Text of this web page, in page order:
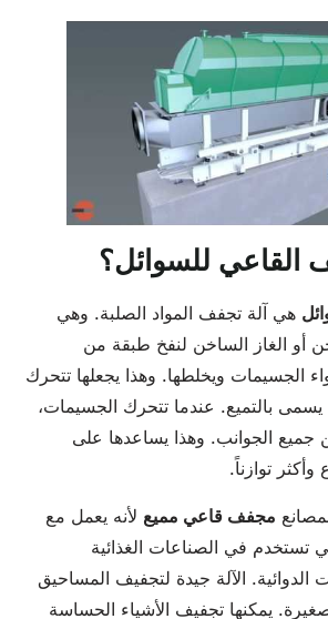
القاعي للسوائل؟
هي آلة تجفف المواد الصلبة. وهي
أو الغاز الساخن لنفخ طبقة من
الجسيمات ويخلطها. وهذا يجعلها تتحرك
بالتميع. عندما تتحرك الجسيمات،
جميع الجوانب. وهذا يساعدها على
توازناً.
مجفف قاعي مميع لأنه يعمل مع
تستخدم في الصناعات الغذائية
الدوائية. الآلة جيدة لتجفيف المساحيق
يمكنها تجفيف الأشياء الحساسة